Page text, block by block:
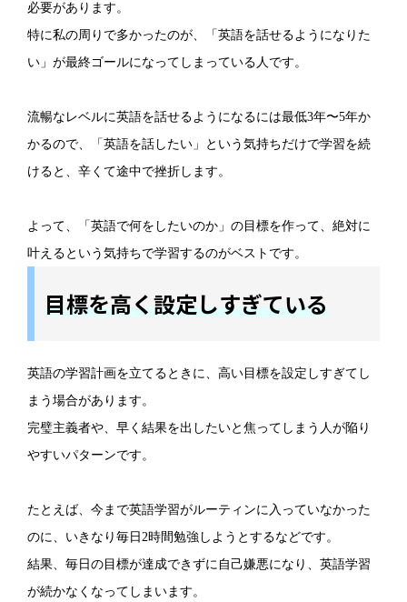
必要があります。
特に私の周りで多かったのが、「英語を話せるようになりた
い」が最終ゴールになってしまっている人です。
流暢なレベルに英語を話せるようになるには最低3年〜5年か
かるので、「英語を話したい」という気持ちだけで学習を続
けると、辛くて途中で挫折します。
よって、「英語で何をしたいのか」の目標を作って、絶対に
叶えるという気持ちで学習するのがベストです。
目標を高く設定しすぎている
英語の学習計画を立てるときに、高い目標を設定しすぎてし
まう場合があります。
完璧主義者や、早く結果を出したいと焦ってしまう人が陥り
やすいパターンです。
たとえば、今まで英語学習がルーティンに入っていなかった
のに、いきなり毎日2時間勉強しようとするなどです。
結果、毎日の目標が達成できずに自己嫌悪になり、英語学習
が続かなくなってしまいます。